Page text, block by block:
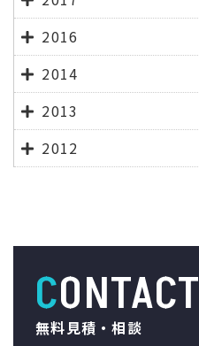
2016
2014
2013
2012
CONTACT
無料見積・相談